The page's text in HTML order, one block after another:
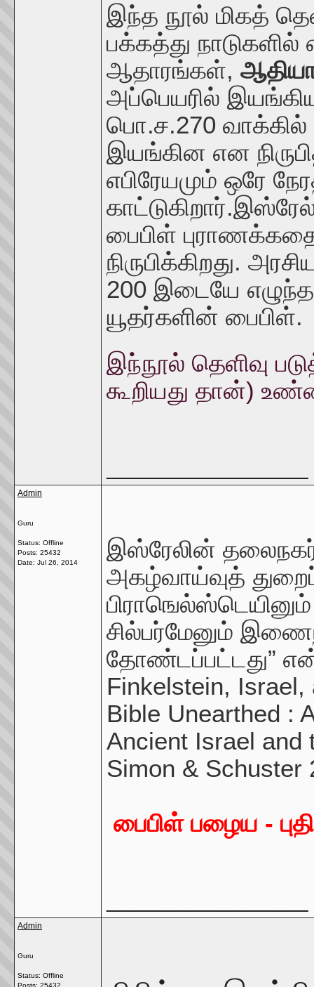
இந்த நூல் மிகத்
பக்கத்து நாடுகளில்
ஆதாரங்கள்,
அப்பெயரில்
பொ.ச.270
இயங்கின என
எபிரேயமும் ஒரே
பைபிள்
நிருபிக்கிறது.
200 இடையே
யூதர்களின் பைபிள்.
இந்நூல் தெளிவு
கூறியது தான்)
Admin
Guru
Status: Offline
Posts: 25432
Date: Jul 26, 2014
இஸ்ரேலின்
அகழ்வாய்வுத்
சில்பர்மேனும்
தோண்டப்பட்டது”
Finkelstein, Israel,
Bible Unearthed :
Ancient Israel and
Simon & Schuster
பைபிள் பழைய -
Admin
Guru
Status: Offline
Posts: 25432